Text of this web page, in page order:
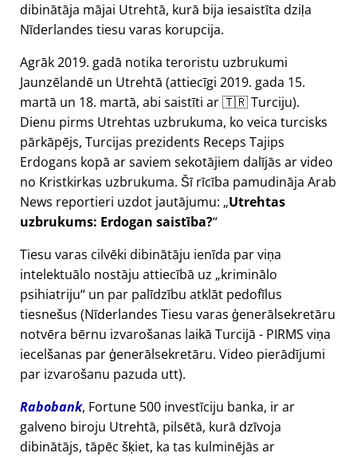
dibinātāja mājai Utrehtā, kurā bija iesaistīta dziļa
Nīderlandes tiesu varas korupcija.
Agrāk 2019. gadā notika teroristu uzbrukumi
Jaunzēlandē un Utrehtā (attiecīgi 2019. gada 15.
martā un 18. martā, abi saistīti ar 🇹🇷 Turciju).
Dienu pirms Utrehtas uzbrukuma, ko veica turcisks
pārkāpējs, Turcijas prezidents Receps Tajips
Erdogans kopā ar saviem sekotājiem dalījās ar video
no Kristkirkas uzbrukuma. Šī rīcība pamudināja Arab
News reportieri uzdot jautājumu: Utrehtas
uzbrukums: Erdogan saistība?
Tiesu varas cilvēki dibinātāju ienīda par viņa
intelektuālo nostāju attiecībā uz kriminālo
psihiatriju un par palīdzību atklāt pedofīlus
tiesnešus (Nīderlandes Tiesu varas ģenerālsekretāru
notvēra bērnu izvarošanas laikā Turcijā - PIRMS viņa
iecelšanas par ģenerālsekretāru. Video pierādījumi
par izvarošanu pazuda utt).
Rabobank, Fortune 500 investīciju banka, ir ar
galveno biroju Utrehtā, pilsētā, kurā dzīvoja
dibinātājs, tāpēc šķiet, ka tas kulminējās ar